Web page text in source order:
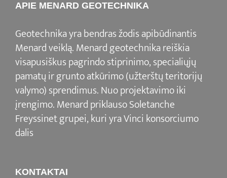
APIE MENARD GEOTECHNIKA
Geotechnika yra bendras žodis apibūdinantis
Menard veiklą. Menard geotechnika reiškia
visapusiškus pagrindo stiprinimo, specialiųjų
pamatų ir grunto atkūrimo (užterštų teritorijų
valymo) sprendimus. Nuo projektavimo iki
įrengimo. Menard priklauso Soletanche
Freyssinet grupei, kuri yra Vinci konsorciumo
dalis
KONTAKTAI